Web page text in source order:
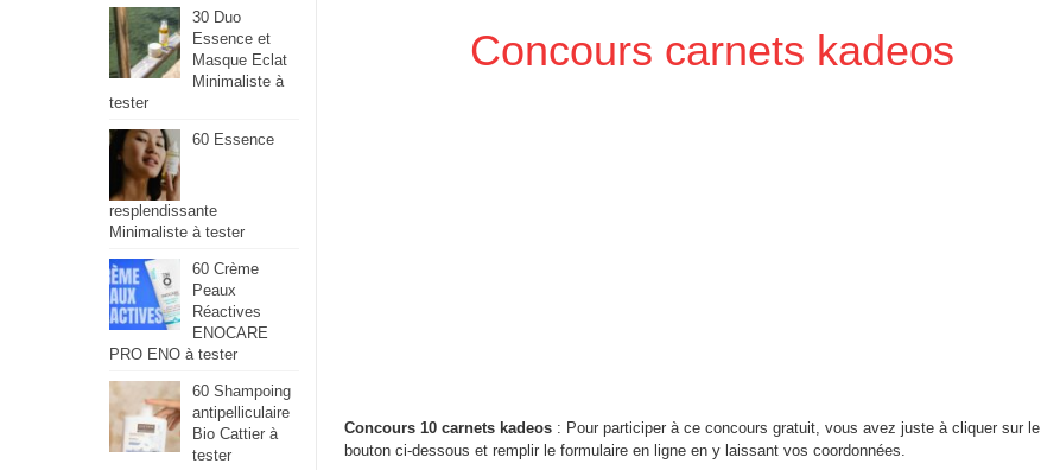
Concours carnets kadeos
Concours 10 carnets kadeos : Pour participer à ce concours gratuit, vous avez juste à cliquer sur le
bouton ci-dessous et remplir le formulaire en ligne en y laissant vos coordonnées.
30 Duo
Essence et
Masque Eclat
Minimaliste à
tester
60 Essence
resplendissante
Minimaliste à tester
60 Crème
Peaux
Réactives
ENOCARE
PRO ENO à tester
60 Shampoing
antipelliculaire
Bio Cattier à
tester